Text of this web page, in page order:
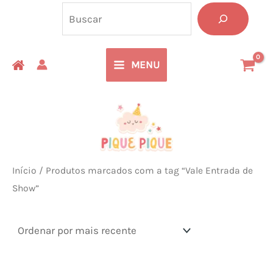
conteúdo
MENU
Início / Produtos marcados com a tag “Vale Entrada de
Show”